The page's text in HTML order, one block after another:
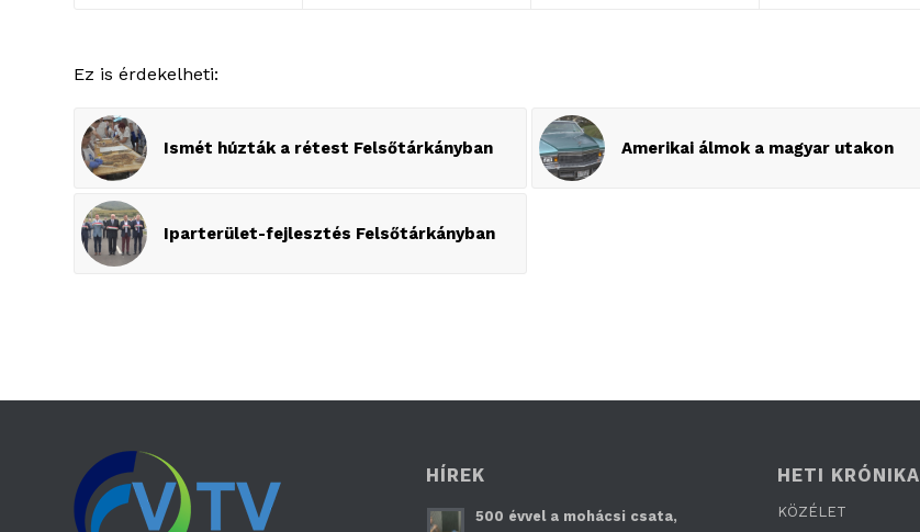
Ez is érdekelheti:
Ismét húzták a rétest Felsőtárkányban Amerikai álmok a magyar utakon
Iparterület-fejlesztés Felsőtárkányban
HÍREK
500 évvel a mohácsi csata,
HETI KRÓNIKA
KÖZÉLET